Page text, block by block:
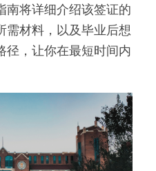
南将详细介绍该签证的
需材料，以及毕业后想
径，让你在最短时间内